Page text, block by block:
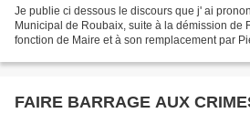
Je publie ci dessous le discours que j' ai
Municipal de Roubaix, suite à la démission de
fonction de Maire et à son remplacement par
FAIRE BARRAGE AUX